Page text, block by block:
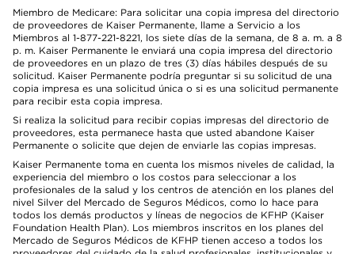
Miembro de Medicare: Para solicitar una copia impresa del directorio
de proveedores de Kaiser Permanente, llame a Servicio a los
Miembros al 1-877-221-8221, los siete días de la semana, de 8 a. m. a 8
p. m. Kaiser Permanente le enviará una copia impresa del directorio
de proveedores en un plazo de tres (3) días hábiles después de su
solicitud. Kaiser Permanente podría preguntar si su solicitud de una
copia impresa es una solicitud única o si es una solicitud permanente
para recibir esta copia impresa.
Si realiza la solicitud para recibir copias impresas del directorio de
proveedores, esta permanece hasta que usted abandone Kaiser
Permanente o solicite que dejen de enviarle las copias impresas.
Kaiser Permanente toma en cuenta los mismos niveles de calidad, la
experiencia del miembro o los costos para seleccionar a los
profesionales de la salud y los centros de atención en los planes del
nivel Silver del Mercado de Seguros Médicos, como lo hace para
todos los demás productos y líneas de negocios de KFHP (Kaiser
Foundation Health Plan). Los miembros inscritos en los planes del
Mercado de Seguros Médicos de KFHP tienen acceso a todos los